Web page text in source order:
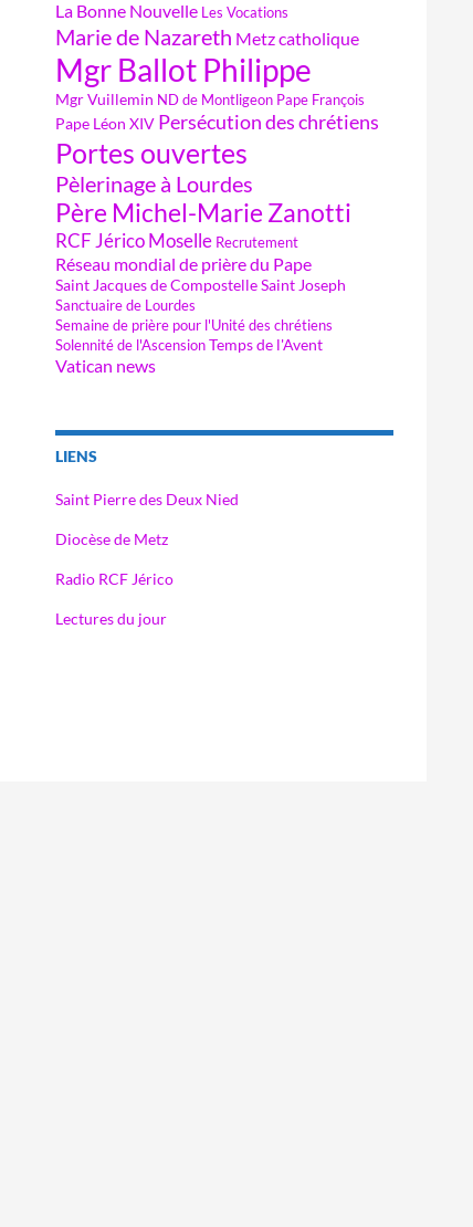
La Bonne Nouvelle Les Vocations
Marie de Nazareth Metz catholique
Mgr Ballot Philippe
Mgr Vuillemin ND de Montligeon Pape François
Pape Léon XIV Persécution des chrétiens
Portes ouvertes
Pèlerinage à Lourdes
Père Michel-Marie Zanotti
RCF Jérico Moselle Recrutement
Réseau mondial de prière du Pape
Saint Jacques de CompostelleSaint Joseph
Sanctuaire de Lourdes
Semaine de prière pour l'Unité des chrétiens
Solennité de l'AscensionTemps de l'Avent
Vatican news
LIENS
Saint Pierre des Deux Nied
Diocèse de Metz
Radio RCF Jérico
Lectures du jour